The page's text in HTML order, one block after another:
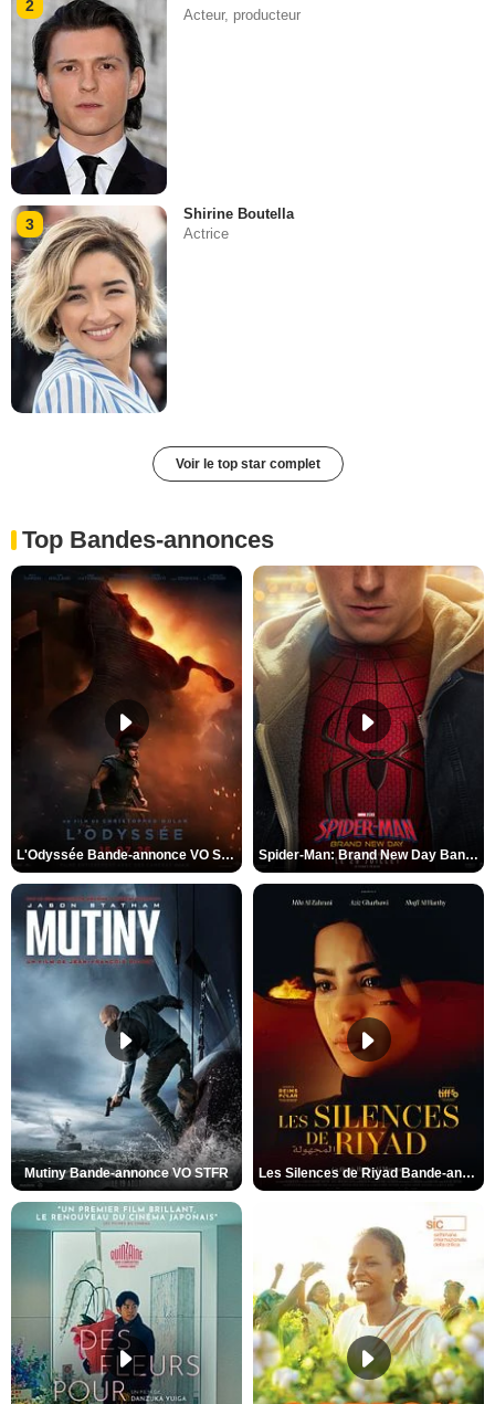
2
Acteur, producteur
3
Shirine Boutella
Actrice
Voir le top star complet
Top Bandes-annonces
L'Odyssée Bande-annonce VO STFR Spider-Man: Brand New Day Bande-annonce VO STFR
Mutiny Bande-annonce VO STFR Les Silences de Riyad Bande-annonce VO STFR